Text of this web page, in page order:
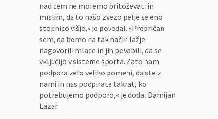
nad tem ne moremo pritoževati in
mislim, da to našo zvezo pelje še eno
stopnico višje,« je povedal. »Prepričan
sem, da bomo na tak način lažje
nagovorili mlade in jih povabili, da se
vključijo v sisteme športa. Zato nam
podpora zelo veliko pomeni, da ste z
nami in nas podpirate takrat, ko
potrebujemo podporo,« je dodal Damijan
Lazar.